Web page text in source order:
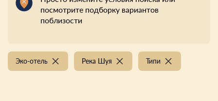
посмотрите подборку вариантов
поблизости
Эко-отель Река Шуя Типи